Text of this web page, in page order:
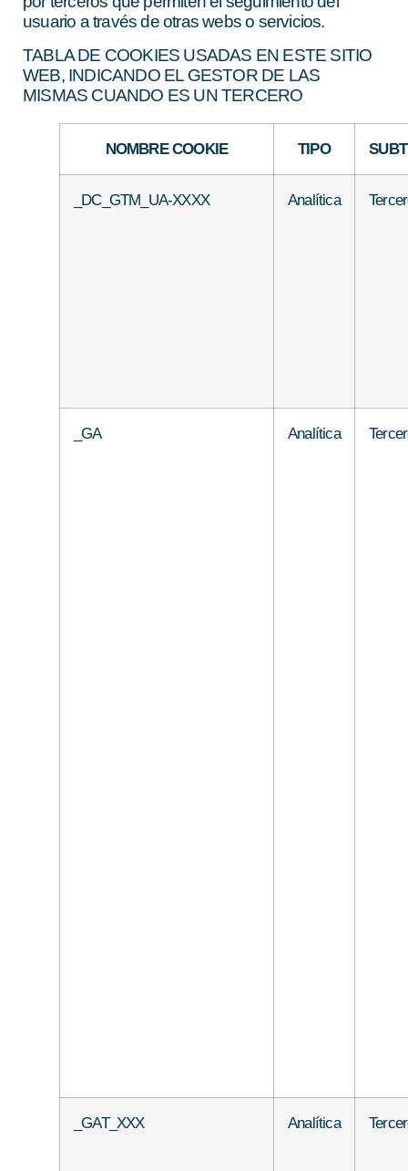
usuario a través de otras webs o servicios.
TABLA DE COOKIES USADAS EN ESTE SITIO
WEB, INDICANDO EL GESTOR DE LAS
MISMAS CUANDO ES UN TERCERO
NOMBRE COOKIE TIPO
_DC_GTM_UA-XXXX Analítica
_GA Analítica
_GAT_XXX Analítica